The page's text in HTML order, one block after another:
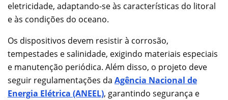
eletricidade, adaptando-se às características do litoral
e às condições do oceano.
Os dispositivos devem resistir à corrosão,
tempestades e salinidade, exigindo materiais especiais
e manutenção periódica. Além disso, o projeto deve
seguir regulamentações da Agência Nacional de
Energia Elétrica (ANEEL), garantindo segurança e